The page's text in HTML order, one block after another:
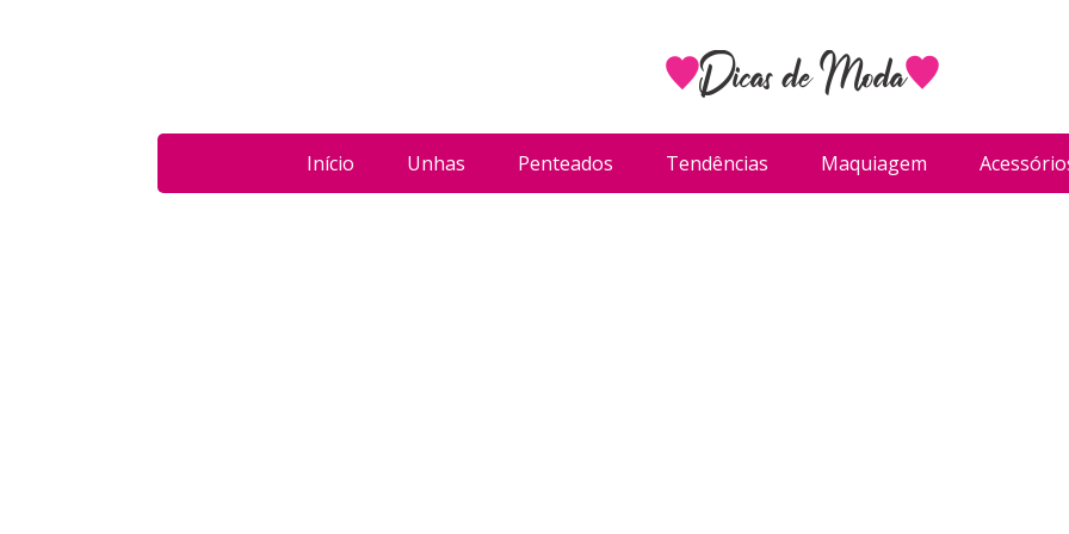
Início Unhas Penteados Tendências Maquiagem